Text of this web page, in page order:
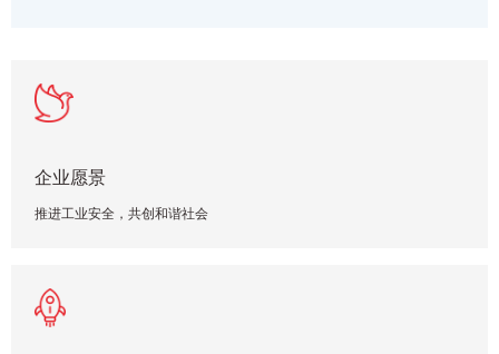
企业愿景
推进工业安全，共创和谐社会